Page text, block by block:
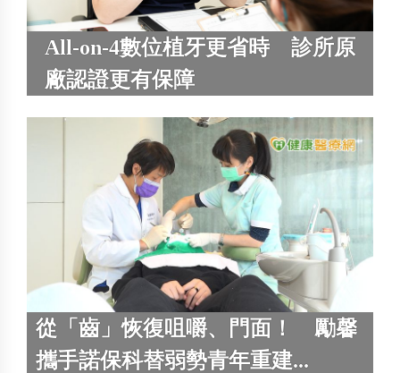
All-on-4數位植牙更省時 診所原
廠認證更有保障
從「齒」恢復咀嚼、門面！ 勵馨
攜手諾保科替弱勢青年重建...